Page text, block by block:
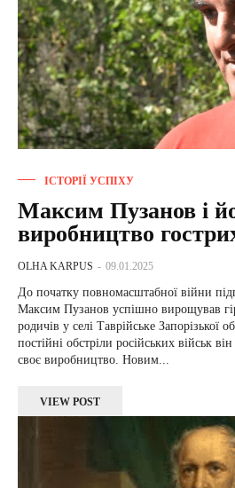
ІСТОРІЇ УСПІХУ
Максим Пузанов і
виробництво
OLHA KARPUS - 09.01.2025
До початку повномасштабної війни
Максим Пузанов успішно вирощував
родичів у селі Таврійське Запорізької
постійні обстріли російських військ
своє виробництво. Новим...
VIEW POST